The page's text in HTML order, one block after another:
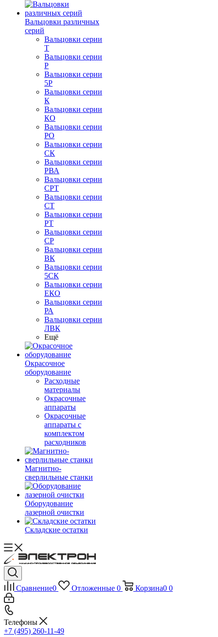
Вальцовки различных
серий
Вальцовки серии
Т
Вальцовки серии
Р
Вальцовки серии
5Р
Вальцовки серии
К
Вальцовки серии
КО
Вальцовки серии
РО
Вальцовки серии
СК
Вальцовки серии
РВА
Вальцовки серии
СРТ
Вальцовки серии
СТ
Вальцовки серии
РТ
Вальцовки серии
СР
Вальцовки серии
ВК
Вальцовки серии
5СК
Вальцовки серии
ЕКО
Вальцовки серии
РА
Вальцовки серии
ЛВК
Ещё
Окрасочное
оборудование
Расходные
материалы
Окрасочные
аппараты
Окрасочные
аппараты с
комплектом
расходников
Магнитно-
сверлильные станки
Оборудование
лазерной очистки
Складские остатки
Сравнение0 Отложенные 0 Корзина0 0
Телефоны
+7 (495) 260-11-49